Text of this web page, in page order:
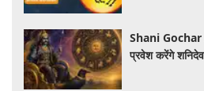
Shani Gochar
प्रवेश करेंगे